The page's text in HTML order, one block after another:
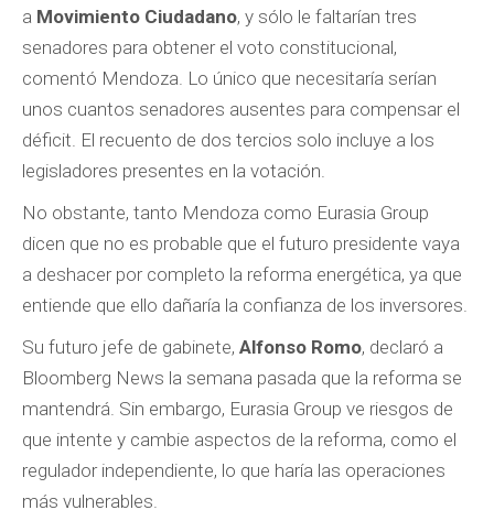
a Movimiento Ciudadano, y sólo le faltarían tres
senadores para obtener el voto constitucional,
comentó Mendoza. Lo único que necesitaría serían
unos cuantos senadores ausentes para compensar el
déficit. El recuento de dos tercios solo incluye a los
legisladores presentes en la votación.
No obstante, tanto Mendoza como Eurasia Group
dicen que no es probable que el futuro presidente vaya
a deshacer por completo la reforma energética, ya que
entiende que ello dañaría la confianza de los inversores.
Su futuro jefe de gabinete, Alfonso Romo, declaró a
Bloomberg News la semana pasada que la reforma se
mantendrá. Sin embargo, Eurasia Group ve riesgos de
que intente y cambie aspectos de la reforma, como el
regulador independiente, lo que haría las operaciones
más vulnerables.